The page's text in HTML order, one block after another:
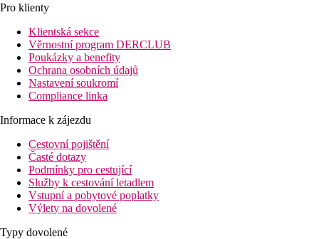
Pro klienty
Klientská sekce
Věrnostní program DERCLUB
Poukázky a benefity
Ochrana osobních údajů
Nastavení soukromí
Compliance linka
Informace k zájezdu
Cestovní pojištění
Časté dotazy
Podmínky pro cestující
Služby k cestování letadlem
Vstupní a pobytové poplatky
Výlety na dovolené
Typy dovolené